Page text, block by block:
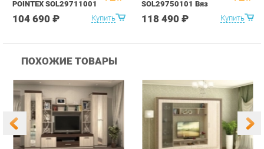
Купить
Гостиная Стиль
Атлантида-2 Венге-дуб
Белфорд
25 190 ₽ Купить
Симфония 7.10
55 390 ₽